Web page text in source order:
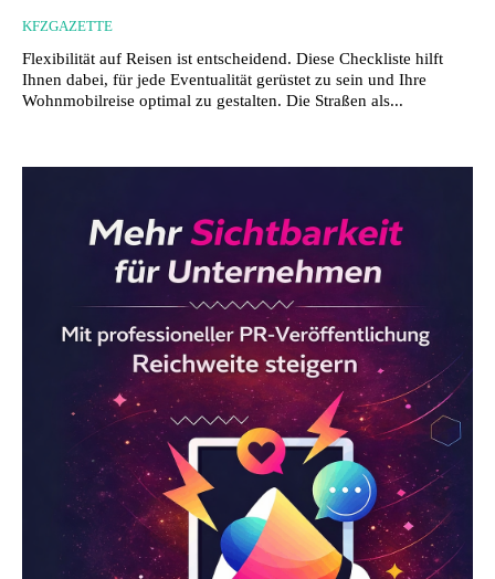
KFZGAZETTE
Flexibilität auf Reisen ist entscheidend. Diese Checkliste hilft
Ihnen dabei, für jede Eventualität gerüstet zu sein und Ihre
Wohnmobilreise optimal zu gestalten. Die Straßen als...